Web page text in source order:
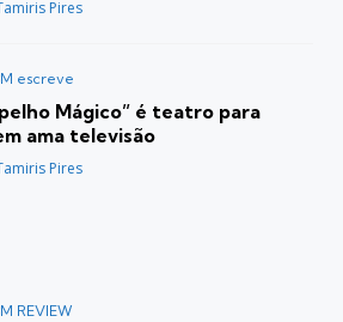
Pires
escreve
Mágico” é teatro para
ama televisão
Pires
REVIEW